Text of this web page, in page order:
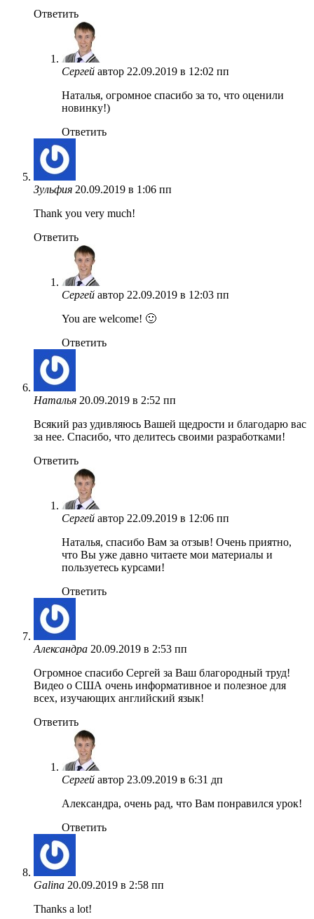
Ответить
Сергей автор 22.09.2019 в 12:02 пп
Наталья, огромное спасибо за то, что оценили
новинку!)
Ответить
Зульфия 20.09.2019 в 1:06 пп
Thank you very much!
Ответить
Сергей автор 22.09.2019 в 12:03 пп
You are welcome! 🙂
Ответить
Наталья 20.09.2019 в 2:52 пп
Всякий раз удивляюсь Вашей щедрости и благодарю вас
за нее. Спасибо, что делитесь своими разработками!
Ответить
Сергей автор 22.09.2019 в 12:06 пп
Наталья, спасибо Вам за отзыв! Очень приятно,
что Вы уже давно читаете мои материалы и
пользуетесь курсами!
Ответить
Александра 20.09.2019 в 2:53 пп
Огромное спасибо Сергей за Ваш благородный труд!
Видео о США очень информативное и полезное для
всех, изучающих английский язык!
Ответить
Сергей автор 23.09.2019 в 6:31 дп
Александра, очень рад, что Вам понравился урок!
Ответить
Galina 20.09.2019 в 2:58 пп
Thanks a lot!